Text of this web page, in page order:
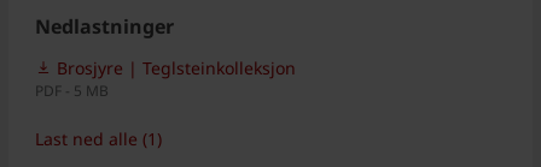
Nedlastninger
Brosjyre | Teglsteinkolleksjon
PDF - 5 MB
Last ned alle (1)